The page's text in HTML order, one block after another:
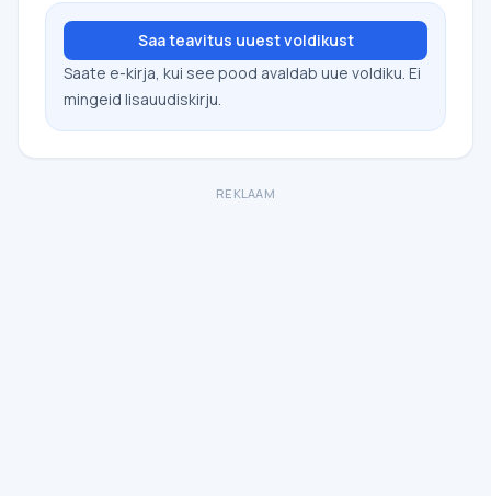
Saa teavitus uuest voldikust
Saate e-kirja, kui see pood avaldab uue voldiku. Ei
mingeid lisauudiskirju.
REKLAAM